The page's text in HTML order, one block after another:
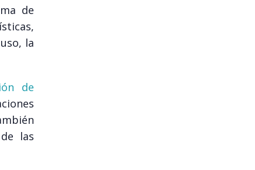
de
la
de
las